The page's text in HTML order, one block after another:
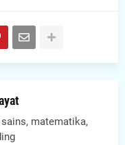
matematika,